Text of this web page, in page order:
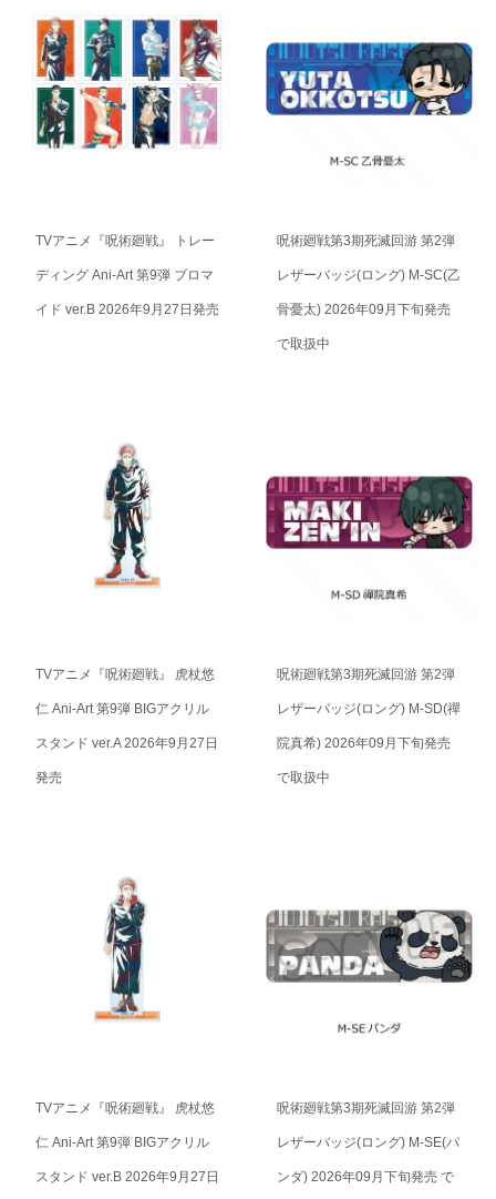
TVアニメ『呪術廻戦』 トレー
ディング Ani-Art 第9弾 ブロマ
イド ver.B 2026年9月27日発売
呪術廻戦第3期死滅回游 第2弾
レザーバッジ(ロング) M-SC(乙
骨憂太) 2026年09月下旬発売
で取扱中
TVアニメ『呪術廻戦』 虎杖悠
仁 Ani-Art 第9弾 BIGアクリル
スタンド ver.A 2026年9月27日
発売
呪術廻戦第3期死滅回游 第2弾
レザーバッジ(ロング) M-SD(禪
院真希) 2026年09月下旬発売
で取扱中
TVアニメ『呪術廻戦』 虎杖悠
仁 Ani-Art 第9弾 BIGアクリル
スタンド ver.B 2026年9月27日
呪術廻戦第3期死滅回游 第2弾
レザーバッジ(ロング) M-SE(パ
ンダ) 2026年09月下旬発売 で